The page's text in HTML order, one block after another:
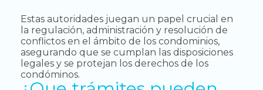
Estas autoridades juegan un papel crucial en
la regulación, administración y resolución de
conflictos en el ámbito de los condominios,
asegurando que se cumplan las disposiciones
legales y se protejan los derechos de los
condóminos.